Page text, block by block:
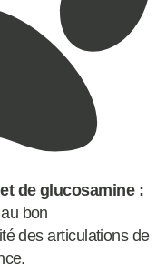
de glucosamine :
bon
des articulations de